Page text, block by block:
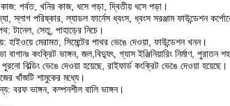
পর্বত, খনির কাজ, ধসে পড়া, দ্বিতীয় ধসে পড়া।
স্লাগ পরিষ্কার, ল্যাডল ফার্নেস ধ্বংস, ধ্বংস সরঞ্জাম ফাউন্ডেশন
টানেল, সেতু, পাহাড়ের নিচে।
হাইওয়ে মেরামত, সিমেন্টের পাথর ভেঙে দেওয়া, ফাউন্ডেশন খনন।
বাগানঃ কংক্রিট ভাঙ্গন, জল,বিদ্যুৎ, গ্যাস ইঞ্জিনিয়ারিং নির্মাণ, পুরাতন
পুরনো বিল্ডিং ভেঙে দেওয়া হয়েছে, রাইফার্ড কংক্রিট ভেঙে দেওয়া হয়েছে।
খাঁজটি শামুকের মধ্যে।
বরফ ভাঙ্গন, কম্পনশীল বালি ভাঙ্গন।